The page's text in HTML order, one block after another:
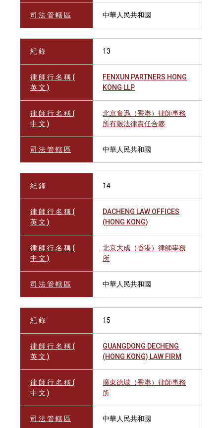
司 法 管 轄 區 中華人民共和國
紀 錄 13
律 師 行 名 稱 (
英 文 )
FENXUN PARTNERS HONG
KONG LLP
律 師 行 名 稱 (
中 文 )
北京奮迅（香港）律師事務
所有限法律責任合夥
司 法 管 轄 區 中華人民共和國
紀 錄 14
律 師 行 名 稱 (
英 文 )
DACHENG LAW OFFICES
(HONG KONG)
律 師 行 名 稱 (
中 文 )
北京大成（香港）律師事務
所
司 法 管 轄 區 中華人民共和國
紀 錄 15
律 師 行 名 稱 (
英 文 )
GUANGDONG DECHENG
(HONG KONG) LAW FIRM
律 師 行 名 稱 (
中 文 )
廣東德城（香港）律師事務
所
司 法 管 轄 區 中華人民共和國